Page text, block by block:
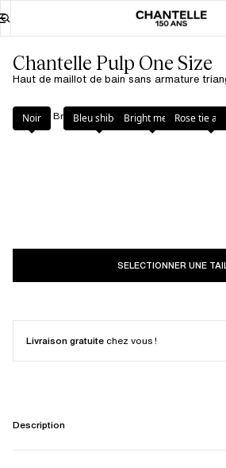
Chantelle Pulp One Size
Couleur Bright melon
Noir Bleu shiboriBright melonRose tie
SELECTIONNER UNE
Livraison gratuite chez vous !
Description